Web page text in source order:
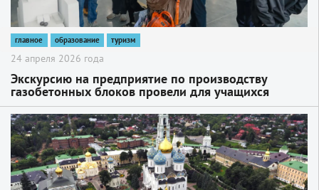
главное образование туризм
24 апреля 2026 года
Экскурсию на предприятие по производству
газобетонных блоков провели для учащихся
Хотьковской школы-интерната
2